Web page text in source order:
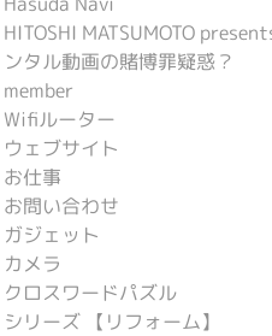
HITOSHI MATSUMOTO
ンタル動画の賭博罪疑惑？
member
Wifiルーター
ウェブサイト
お仕事
お問い合わせ
ガジェット
カメラ
クロスワードパズル
シリーズ 【リフォーム】